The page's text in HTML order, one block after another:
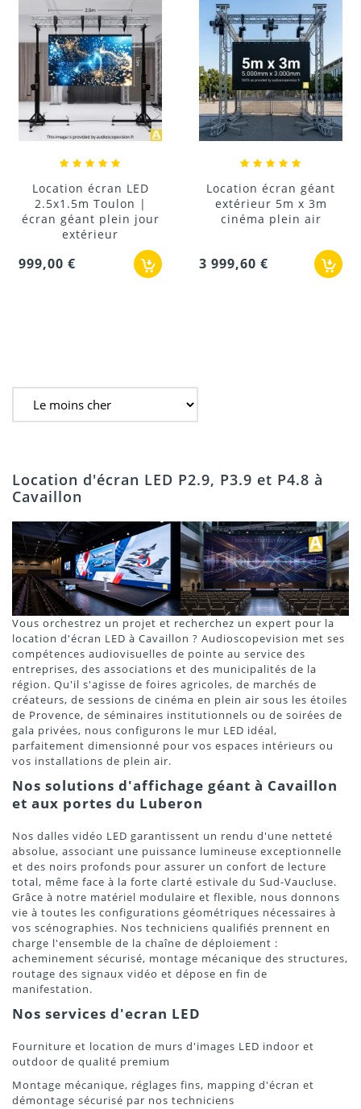
Location écran LED
2.5x1.5m Toulon |
écran géant plein jour
extérieur
999,00 €
Location écran géant
extérieur 5m x 3m
cinéma plein air
3 999,60 €
Location d'écran LED P2.9, P3.9 et P4.8 à
Cavaillon
Vous orchestrez un projet et recherchez un expert pour la
location d'écran LED à Cavaillon ? Audioscopevision met ses
compétences audiovisuelles de pointe au service des
entreprises, des associations et des municipalités de la
région. Qu'il s'agisse de foires agricoles, de marchés de
créateurs, de sessions de cinéma en plein air sous les étoiles
de Provence, de séminaires institutionnels ou de soirées de
gala privées, nous configurons le mur LED idéal,
parfaitement dimensionné pour vos espaces intérieurs ou
vos installations de plein air.
Nos solutions d'affichage géant à Cavaillon
et aux portes du Luberon
Nos dalles vidéo LED garantissent un rendu d'une netteté
absolue, associant une puissance lumineuse exceptionnelle
et des noirs profonds pour assurer un confort de lecture
total, même face à la forte clarté estivale du Sud-Vaucluse.
Grâce à notre matériel modulaire et flexible, nous donnons
vie à toutes les configurations géométriques nécessaires à
vos scénographies. Nos techniciens qualifiés prennent en
charge l'ensemble de la chaîne de déploiement :
acheminement sécurisé, montage mécanique des structures,
routage des signaux vidéo et dépose en fin de
manifestation.
Nos services d'ecran LED
Fourniture et location de murs d'images LED indoor et
outdoor de qualité premium
Montage mécanique, réglages fins, mapping d'écran et
démontage sécurisé par nos techniciens